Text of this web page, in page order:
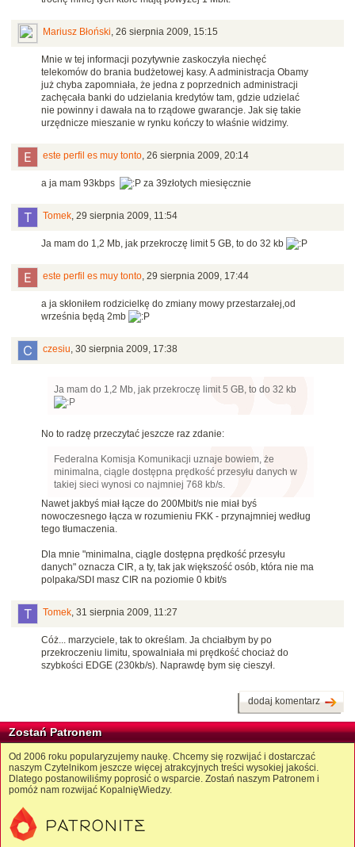
Mariusz Błoński, 26 sierpnia 2009, 15:15
Mnie w tej informacji pozytywnie zaskoczyła niechęć
telekomów do brania budżetowej kasy. A administracja Obamy
już chyba zapomniała, że jedna z poprzednich administracji
zachęcała banki do udzielania kredytów tam, gdzie udzielać
nie powinny i dawała na to rządowe gwarancje. Jak się takie
urzędnicze mieszanie w rynku kończy to właśnie widzimy.
este perfil es muy tonto, 26 sierpnia 2009, 20:14
a ja mam 93kbps za 39złotych miesięcznie
Tomek, 29 sierpnia 2009, 11:54
Ja mam do 1,2 Mb, jak przekroczę limit 5 GB, to do 32 kb
este perfil es muy tonto, 29 sierpnia 2009, 17:44
a ja skłoniłem rodzicielkę do zmiany mowy przestarzałej,od
września będą 2mb
czesiu, 30 sierpnia 2009, 17:38
Ja mam do 1,2 Mb, jak przekroczę limit 5 GB, to do 32 kb
No to radzę przeczytać jeszcze raz zdanie:
Federalna Komisja Komunikacji uznaje bowiem, że
minimalna, ciągle dostępna prędkość przesyłu danych w
takiej sieci wynosi co najmniej 768 kb/s.
Nawet jakbyś miał łącze do 200Mbit/s nie miał byś
nowoczesnego łącza w rozumieniu FKK - przynajmniej według
tego tłumaczenia.
Dla mnie "minimalna, ciągle dostępna prędkość przesyłu
danych" oznacza CIR, a ty, tak jak większość osób, która nie ma
polpaka/SDI masz CIR na poziomie 0 kbit/s
Tomek, 31 sierpnia 2009, 11:27
Cóż... marzyciele, tak to określam. Ja chciałbym by po
przekroczeniu limitu, spowalniała mi prędkość chociaż do
szybkości EDGE (230kb/s). Naprawdę bym się cieszył.
dodaj komentarz
Zostań Patronem
Od 2006 roku popularyzujemy naukę. Chcemy się rozwijać i dostarczać
naszym Czytelnikom jeszcze więcej atrakcyjnych treści wysokiej jakości.
Dlatego postanowiliśmy poprosić o wsparcie. Zostań naszym Patronem i
pomóż nam rozwijać KopalnięWiedzy.